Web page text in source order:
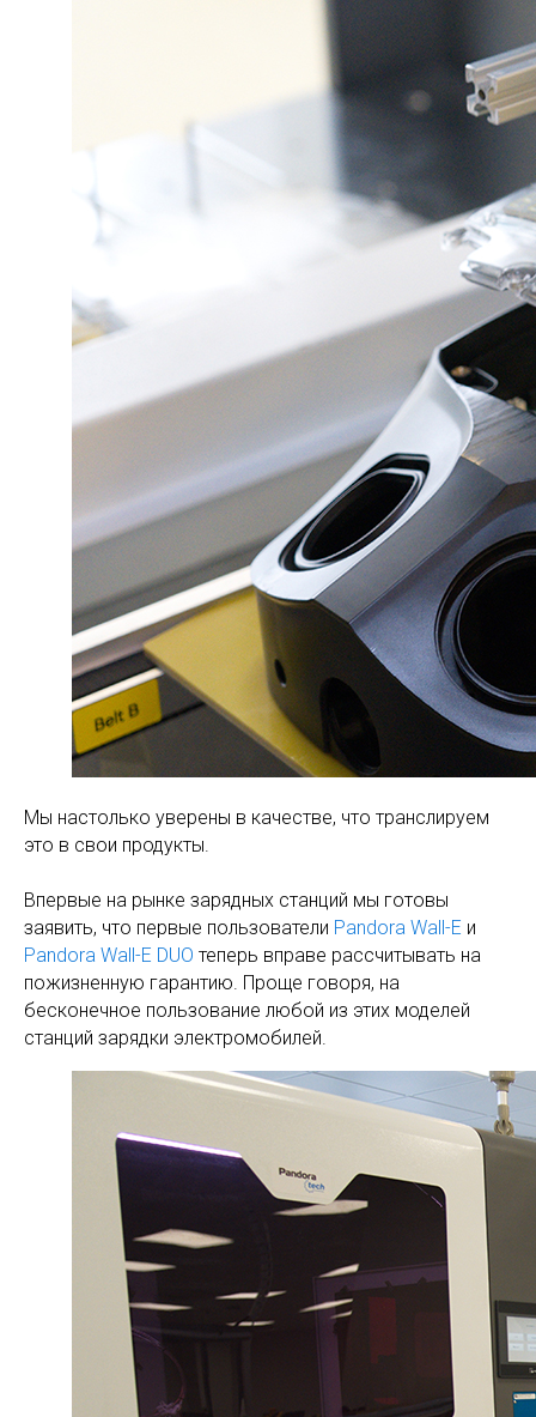
Мы настолько уверены в качестве, что транслируем
это в свои продукты.
Впервые на рынке зарядных станций мы готовы
заявить, что первые пользователи Pandora Wall-E и
Pandora Wall-E DUO теперь вправе рассчитывать на
пожизненную гарантию. Проще говоря, на
бесконечное пользование любой из этих моделей
станций зарядки электромобилей.